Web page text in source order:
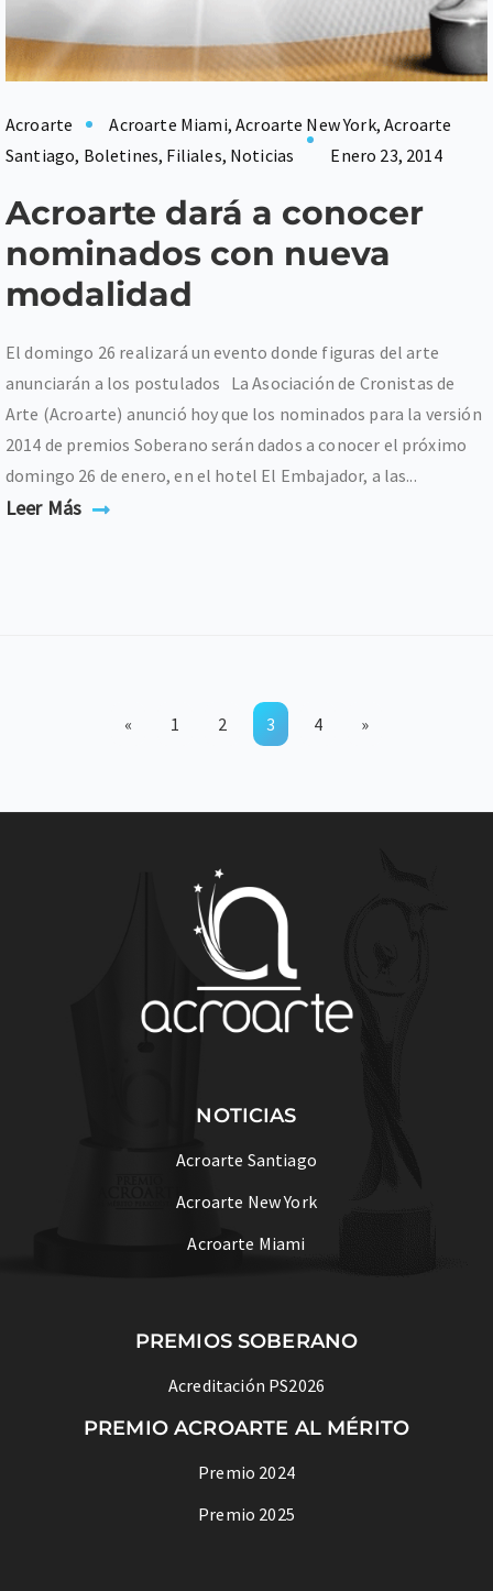
Acroarte Acroarte Miami,Acroarte New York,Acroarte
Santiago, Boletines, Filiales, Noticias Enero 23, 2014
Acroarte dará a conocer
nominados con nueva
modalidad
El domingo 26 realizará un evento donde figuras del arte
anunciarán a los postulados La Asociación de Cronistas de
Arte (Acroarte) anunció hoy que los nominados para la versión
2014 de premios Soberano serán dados a conocer el próximo
domingo 26 de enero, en el hotel El Embajador, a las...
Leer Más
« 1 2 3 4 »
NOTICIAS
Acroarte Santiago
Acroarte New York
Acroarte Miami
PREMIOS SOBERANO
Acreditación PS2026
PREMIO ACROARTE AL MÉRITO
Premio 2024
Premio 2025